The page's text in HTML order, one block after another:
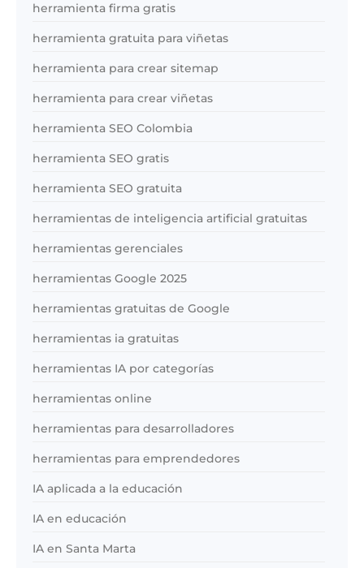
herramienta firma gratis
herramienta gratuita para viñetas
herramienta para crear sitemap
herramienta para crear viñetas
herramienta SEO Colombia
herramienta SEO gratis
herramienta SEO gratuita
herramientas de inteligencia artificial gratuitas
herramientas gerenciales
herramientas Google 2025
herramientas gratuitas de Google
herramientas ia gratuitas
herramientas IA por categorías
herramientas online
herramientas para desarrolladores
herramientas para emprendedores
IA aplicada a la educación
IA en educación
IA en Santa Marta